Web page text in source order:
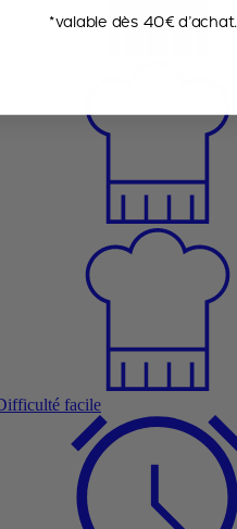
facile
*valable dès 40€ d’achat.